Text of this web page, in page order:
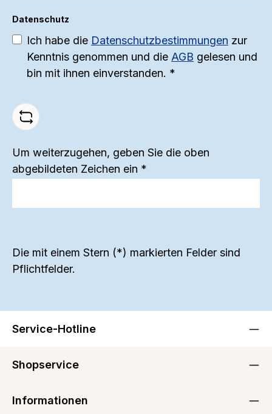
Datenschutz
Ich habe die Datenschutzbestimmungen zur
Kenntnis genommen und die AGB gelesen und
bin mit ihnen einverstanden. *
Um weiterzugehen, geben Sie die oben
abgebildeten Zeichen ein *
Die mit einem Stern (*) markierten Felder sind
Pflichtfelder.
Service-Hotline
Shopservice
Informationen